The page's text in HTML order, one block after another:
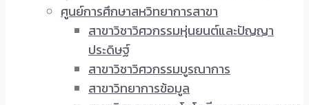
ศูนย์การศึกษาสหวิทยาการสาขา
สาขาวิชาวิศวกรรมหุ่นยนต์และปัญญา
ประดิษฐ์
สาขาวิชาวิศวกรรมบูรณาการ
สาขาวิทยาการข้อมูล